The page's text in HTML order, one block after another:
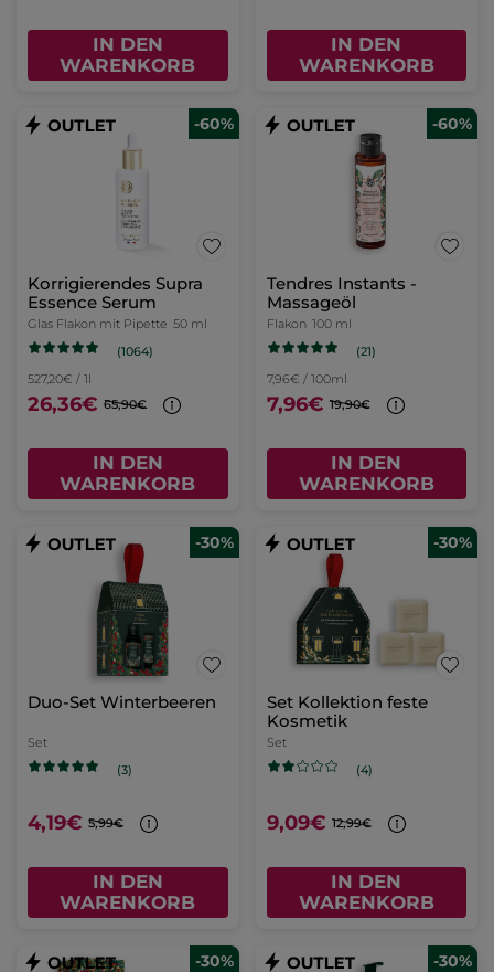
IN DEN
WARENKORB
IN DEN
WARENKORB
-60%
Korrigierendes Supra
Essence Serum
Glas Flakon mit Pipette 50 ml
(1064)
527,20€ / 1l
26,36€ 65,90€
IN DEN
WARENKORB
-60%
Tendres Instants -
Massageöl
Flakon 100 ml
(21)
7,96€ / 100ml
7,96€ 19,90€
IN DEN
WARENKORB
-30%
Duo-Set Winterbeeren
Set
(3)
4,19€ 5,99€
IN DEN
WARENKORB
-30%
Set Kollektion feste
Kosmetik
Set
(4)
9,09€ 12,99€
IN DEN
WARENKORB
-30% -30%